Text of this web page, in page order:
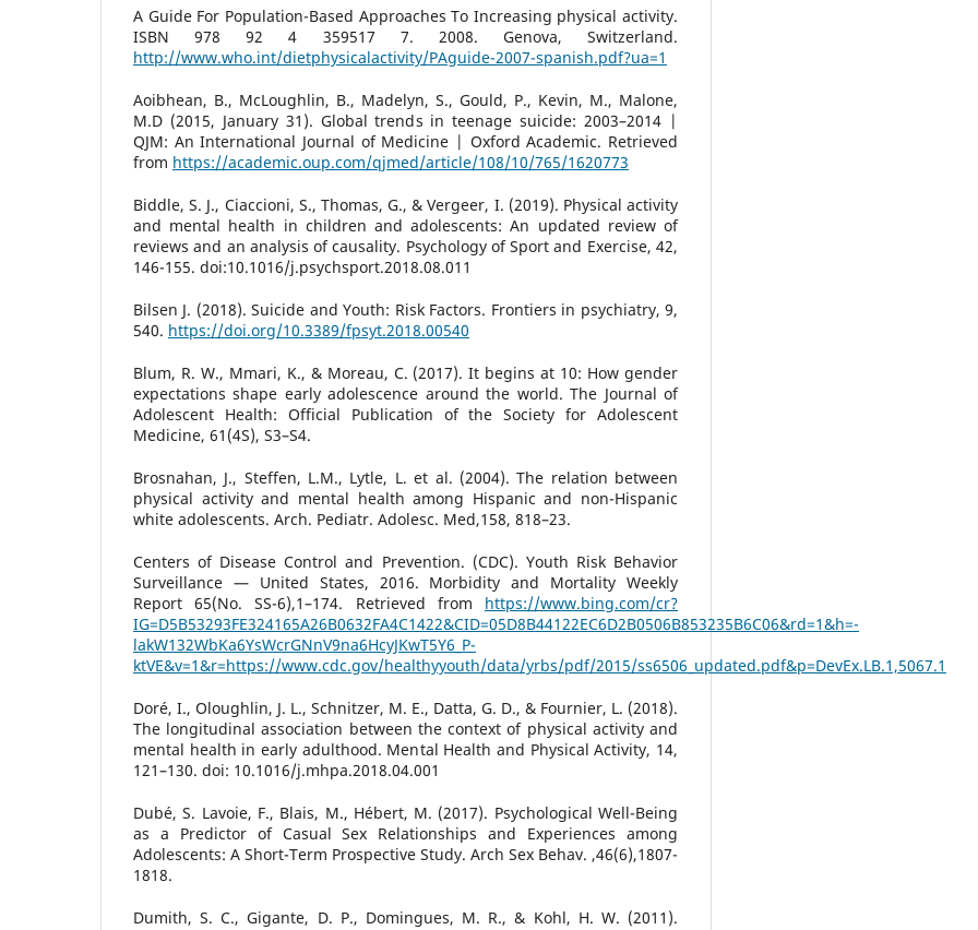
A Guide For Population-Based Approaches To Increasing physical activity.
ISBN 978 92 4 359517 7. 2008. Genova, Switzerland.
http://www.who.int/dietphysicalactivity/PAguide-2007-spanish.pdf?ua=1
Aoibhean, B., McLoughlin, B., Madelyn, S., Gould, P., Kevin, M., Malone,
M.D (2015, January 31). Global trends in teenage suicide: 2003–2014 |
QJM: An International Journal of Medicine | Oxford Academic. Retrieved
from https://academic.oup.com/qjmed/article/108/10/765/1620773
Biddle, S. J., Ciaccioni, S., Thomas, G., & Vergeer, I. (2019). Physical activity
and mental health in children and adolescents: An updated review of
reviews and an analysis of causality. Psychology of Sport and Exercise, 42,
146-155. doi:10.1016/j.psychsport.2018.08.011
Bilsen J. (2018). Suicide and Youth: Risk Factors. Frontiers in psychiatry, 9,
540. https://doi.org/10.3389/fpsyt.2018.00540
Blum, R. W., Mmari, K., & Moreau, C. (2017). It begins at 10: How gender
expectations shape early adolescence around the world. The Journal of
Adolescent Health: Official Publication of the Society for Adolescent
Medicine, 61(4S), S3–S4.
Brosnahan, J., Steffen, L.M., Lytle, L. et al. (2004). The relation between
physical activity and mental health among Hispanic and non-Hispanic
white adolescents. Arch. Pediatr. Adolesc. Med,158, 818–23.
Centers of Disease Control and Prevention. (CDC). Youth Risk Behavior
Surveillance — United States, 2016. Morbidity and Mortality Weekly
Report 65(No. SS-6),1–174. Retrieved from https://www.bing.com/cr?
IG=D5B53293FE324165A26B0632FA4C1422&CID=05D8B44122EC6D2B0506B853235B6C06&rd=1&h=-
lakW132WbKa6YsWcrGNnV9na6HcyJKwT5Y6_P-
ktVE&v=1&r=https://www.cdc.gov/healthyyouth/data/yrbs/pdf/2015/ss6506_updated.pdf&p=DevEx.LB.1,5067.1
Doré, I., Oloughlin, J. L., Schnitzer, M. E., Datta, G. D., & Fournier, L. (2018).
The longitudinal association between the context of physical activity and
mental health in early adulthood. Mental Health and Physical Activity, 14,
121–130. doi: 10.1016/j.mhpa.2018.04.001
Dubé, S. Lavoie, F., Blais, M., Hébert, M. (2017). Psychological Well-Being
as a Predictor of Casual Sex Relationships and Experiences among
Adolescents: A Short-Term Prospective Study. Arch Sex Behav. ,46(6),1807-
1818.
Dumith, S. C., Gigante, D. P., Domingues, M. R., & Kohl, H. W. (2011).